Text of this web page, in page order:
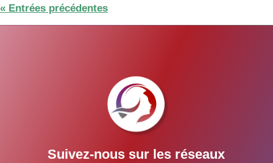
« Entrées précédentes
Suivez-nous sur les réseaux